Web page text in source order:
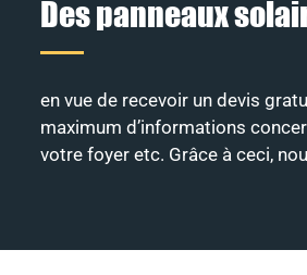
Des panneaux
en vue de recevoir un devis
maximum d’informations
votre foyer etc. Grâce à ceci,